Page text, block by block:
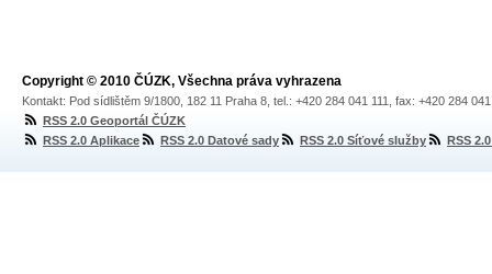
Copyright © 2010 ČÚZK, Všechna práva vyhrazena
Kontakt: Pod sídlištěm 9/1800, 182 11 Praha 8, tel.: +420 284 041 111, fax: +420 284
RSS 2.0 Geoportál ČÚZK
RSS 2.0 Aplikace
RSS 2.0 Datové sady RSS 2.0 Síťové služby RSS